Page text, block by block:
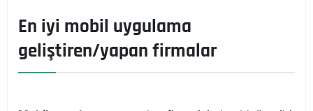
En iyi mobil uygulama
geliştiren/yapan firmalar